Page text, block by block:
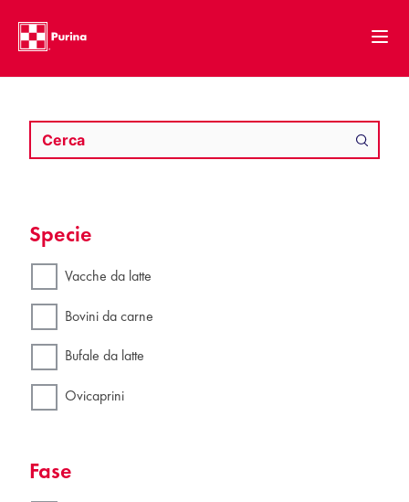
Specie
Vacche da latte
Bovini da carne
Bufale da latte
Ovicaprini
Fase